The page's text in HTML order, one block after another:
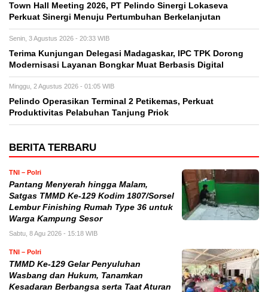
Town Hall Meeting 2026, PT Pelindo Sinergi Lokaseva
Perkuat Sinergi Menuju Pertumbuhan Berkelanjutan
Senin, 3 Agustus 2026 - 20:33 WIB
Terima Kunjungan Delegasi Madagaskar, IPC TPK Dorong
Modernisasi Layanan Bongkar Muat Berbasis Digital
Minggu, 2 Agustus 2026 - 01:05 WIB
Pelindo Operasikan Terminal 2 Petikemas, Perkuat
Produktivitas Pelabuhan Tanjung Priok
BERITA TERBARU
TNI – Polri
Pantang Menyerah hingga Malam,
Satgas TMMD Ke-129 Kodim 1807/Sorsel
Lembur Finishing Rumah Type 36 untuk
Warga Kampung Sesor
Sabtu, 8 Agu 2026 - 15:18 WIB
TNI – Polri
TMMD Ke-129 Gelar Penyuluhan
Wasbang dan Hukum, Tanamkan
Kesadaran Berbangsa serta Taat Aturan